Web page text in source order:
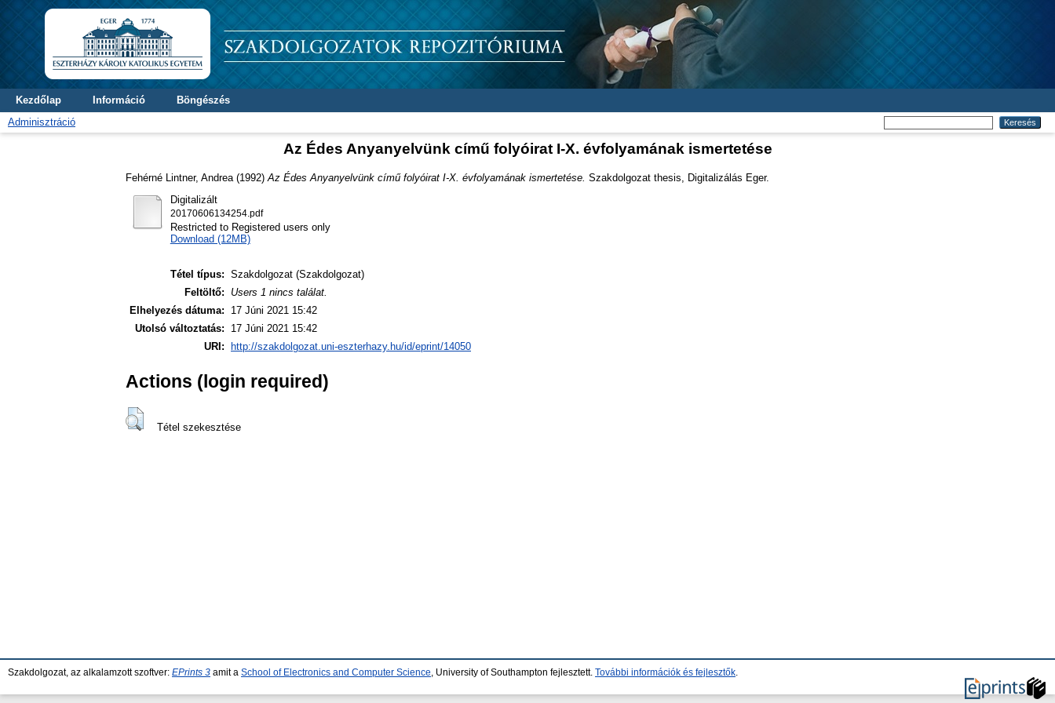
Kezdőlap Információ
Böngészés
Adminisztráció
Az Édes Anyanyelvünk című folyóirat I-X. évfolyamának ismertetése
Fehérné Lintner, Andrea (1992) Az Édes Anyanyelvünk című folyóirat I-X. évfolyamának ismertetése. Szakdolgozat thesis, Digitalizálás Eger.
Digitalizált
20170606134254.pdf
Restricted to Registered users only
Download (12MB)
Tétel típus: Szakdolgozat (Szakdolgozat)
Feltöltő:
Users 1 nincs találat.
Elhelyezés dátuma:
17 Júni 2021 15:42
Utolsó változtatás:
17 Júni 2021 15:42
URI:
http://szakdolgozat.uni-eszterhazy.hu/id/eprint/14050
Actions (login required)
Tétel szekesztése
Szakdolgozat, az alkalamzott szoftver: EPrints 3 amit a School of Electronics and Computer Science , University of Southampton fejlesztett. További információk és fejlesztők